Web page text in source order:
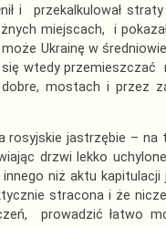
i przekalkulował
miejscach, i
Ukrainę w
wtedy
mostach i przez
jastrzębie – na
drzwi lekko
niż aktu
stracona i że
prowadzić łatwo